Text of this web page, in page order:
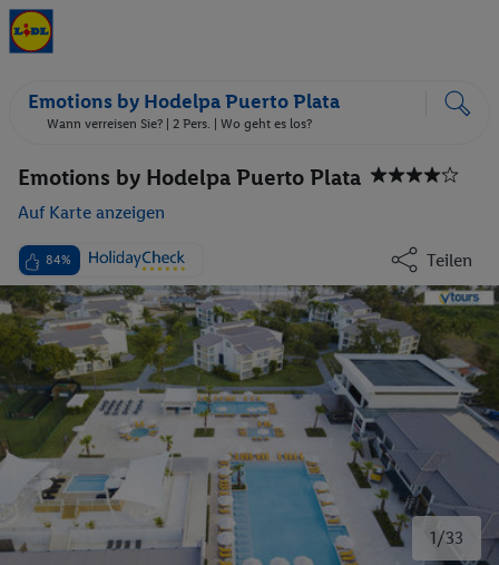
Emotions by Hodelpa Puerto Plata
Wann verreisen Sie? | 2 Pers. | Wo geht es los?
Emotions by Hodelpa Puerto Plata
Auf Karte anzeigen
84% Teilen
1/33